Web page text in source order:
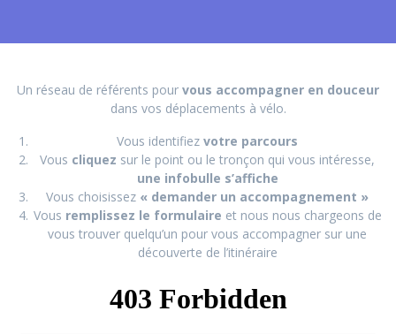
Un réseau de référents pour vous accompagner en douceur
dans vos déplacements à vélo.
Vous identifiez votre parcours
Vous cliquez sur le point ou le tronçon qui vous intéresse,
une infobulle s’affiche
Vous choisissez « demander un accompagnement »
Vous remplissez le formulaire et nous nous chargeons de
vous trouver quelqu’un pour vous accompagner sur une
découverte de l’itinéraire